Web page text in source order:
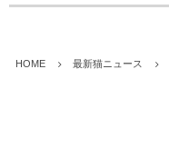
HOME 最新猫ニュース